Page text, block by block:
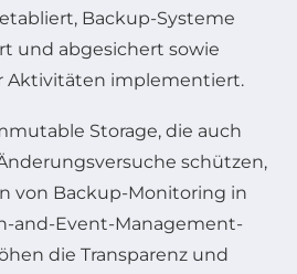
Backup-Systeme
und abgesichert sowie
Aktivitäten implementiert.
Storage, die auch
schützen,
von Backup-Monitoring in
and-Event-Management-
die Transparenz und